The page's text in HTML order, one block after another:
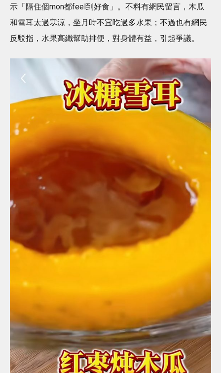
示「隔住個mon都feel到好食」。不料有網民留言，木瓜
和雪耳太過寒涼，坐月時不宜吃過多水果；不過也有網民
反駁指，水果高纖幫助排便，對身體有益，引起爭議。